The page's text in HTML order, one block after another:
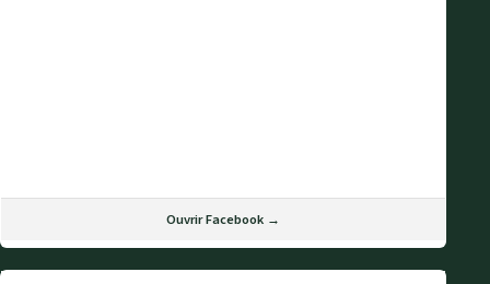
Ouvrir Facebook →